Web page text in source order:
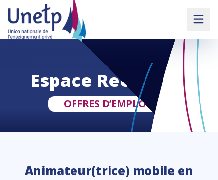
Espace Recruteur
OFFRES D’EMPLOIS
Animateur(trice) mobile en